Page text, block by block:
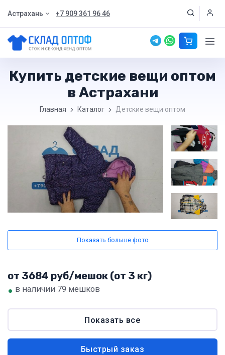
Астрахань +7 909 361 96 46
Купить детские вещи оптом
в Астрахани
Главная Каталог Детские вещи оптом
Показать больше фото
от 3684 руб/мешок (от 3 кг)
• в наличии 79 мешков
Показать все
Быстрый заказ